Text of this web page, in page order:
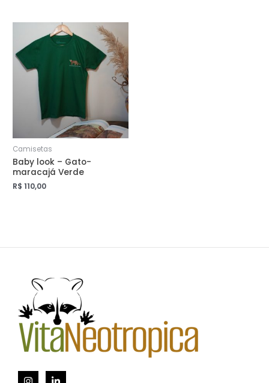
Camisetas
Baby look – Gato-
maracajá Verde
R$ 110,00